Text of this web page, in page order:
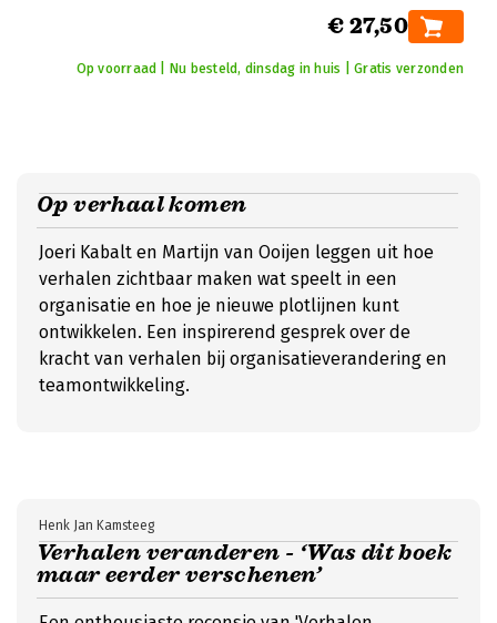
€ 27,50
Op voorraad | Nu besteld, dinsdag in huis | Gratis verzonden
Op verhaal komen
Joeri Kabalt en Martijn van Ooijen leggen uit hoe
verhalen zichtbaar maken wat speelt in een
organisatie en hoe je nieuwe plotlijnen kunt
ontwikkelen. Een inspirerend gesprek over de
kracht van verhalen bij organisatieverandering en
teamontwikkeling.
Verhalen veranderen - ‘Was dit boek
maar eerder verschenen’
Henk Jan Kamsteeg